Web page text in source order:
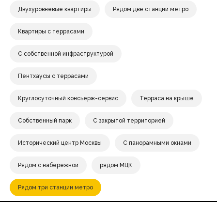
Двухуровневые квартиры Рядом две станции метро
Квартиры с террасами
С собственной инфраструктурой
Пентхаусы с террасами
Круглосуточный консьерж-сервис Терраса на крыше
Собственный парк С закрытой территорией
Исторический центр Москвы С панорамными окнами
Рядом с набережной рядом МЦК
Рядом три станции метро